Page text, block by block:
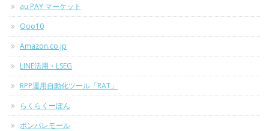
au PAY マーケット
Qoo10
Amazon.co.jp
LINE活用・LSEG
RPP運用自動化ツール「RAT」
らくらくーぽん
ポンパレモール